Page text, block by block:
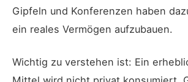
Gipfeln und Konferenzen haben
ein reales Vermögen aufzubauen.
Wichtig zu verstehen ist: Ein